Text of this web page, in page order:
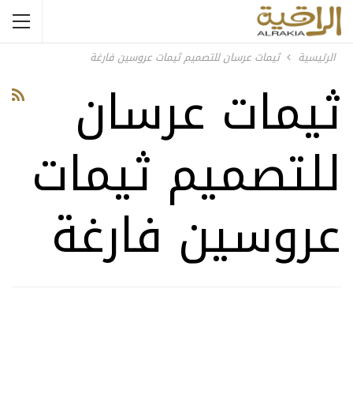
الرئيسية ثيمات عرسان للتصميم ثيمات عروسين فارغة
ثيمات عرسان
للتصميم ثيمات
عروسين فارغة